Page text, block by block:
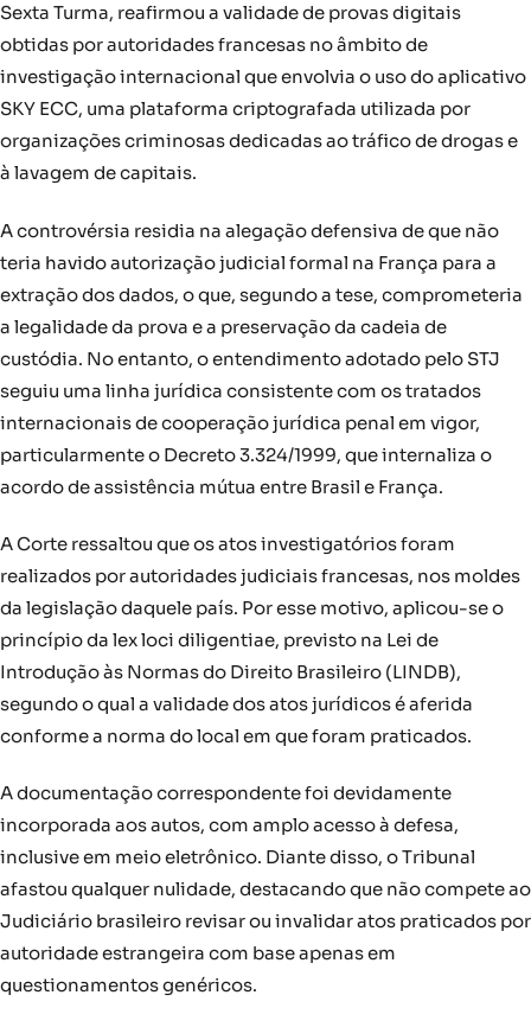
Sexta Turma, reafirmou a validade de provas digitais
obtidas por autoridades francesas no âmbito de
investigação internacional que envolvia o uso do aplicativo
SKY ECC, uma plataforma criptografada utilizada por
organizações criminosas dedicadas ao tráfico de drogas e
à lavagem de capitais.
A controvérsia residia na alegação defensiva de que não
teria havido autorização judicial formal na França para a
extração dos dados, o que, segundo a tese, comprometeria
a legalidade da prova e a preservação da cadeia de
custódia. No entanto, o entendimento adotado pelo STJ
seguiu uma linha jurídica consistente com os tratados
internacionais de cooperação jurídica penal em vigor,
particularmente o Decreto 3.324/1999, que internaliza o
acordo de assistência mútua entre Brasil e França.
A Corte ressaltou que os atos investigatórios foram
realizados por autoridades judiciais francesas, nos moldes
da legislação daquele país. Por esse motivo, aplicou-se o
princípio da lex loci diligentiae, previsto na Lei de
Introdução às Normas do Direito Brasileiro (LINDB),
segundo o qual a validade dos atos jurídicos é aferida
conforme a norma do local em que foram praticados.
A documentação correspondente foi devidamente
incorporada aos autos, com amplo acesso à defesa,
inclusive em meio eletrônico. Diante disso, o Tribunal
afastou qualquer nulidade, destacando que não compete ao
Judiciário brasileiro revisar ou invalidar atos praticados por
autoridade estrangeira com base apenas em
questionamentos genéricos.